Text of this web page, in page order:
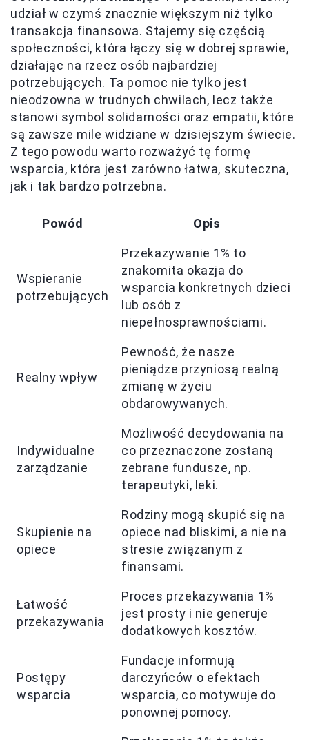
udział w czymś znacznie większym niż tylko
transakcja finansowa. Stajemy się częścią
społeczności, która łączy się w dobrej sprawie,
działając na rzecz osób najbardziej
potrzebujących. Ta pomoc nie tylko jest
nieodzowna w trudnych chwilach, lecz także
stanowi symbol solidarności oraz empatii, które
są zawsze mile widziane w dzisiejszym świecie.
Z tego powodu warto rozważyć tę formę
wsparcia, która jest zarówno łatwa, skuteczna,
jak i tak bardzo potrzebna.
Powód Opis
Wspieranie
potrzebujących
Przekazywanie 1% to
znakomita okazja do
wsparcia konkretnych dzieci
lub osób z
niepełnosprawnościami.
Realny wpływ
Pewność, że nasze
pieniądze przyniosą realną
zmianę w życiu
obdarowywanych.
Indywidualne
zarządzanie
Możliwość decydowania na
co przeznaczone zostaną
zebrane fundusze, np.
terapeutyki, leki.
Skupienie na
opiece
Rodziny mogą skupić się na
opiece nad bliskimi, a nie na
stresie związanym z
finansami.
Łatwość
przekazywania
Proces przekazywania 1%
jest prosty i nie generuje
dodatkowych kosztów.
Postępy
wsparcia
Fundacje informują
darczyńców o efektach
wsparcia, co motywuje do
ponownej pomocy.